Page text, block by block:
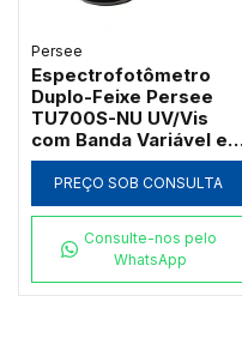
Persee
Espectrofotômetro
Duplo-Feixe Persee
TU700S-NU UV/Vis
com Banda Variável e
Software UVWin (190 a
1100nm)
PREÇO SOB CONSULTA
Consulte-nos pelo
WhatsApp